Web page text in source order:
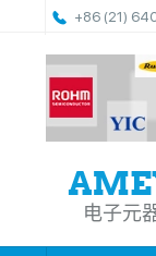
+86 (21)
电子元